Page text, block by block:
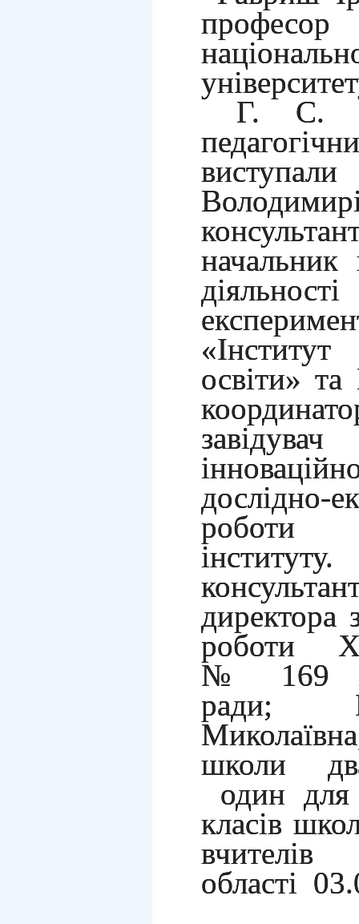
Г. С.
виступали
начальник
«Інститут
освіти» та
дослідно-
роботи
директора
роботи
№ 169
ради;
школи
один для
класів
вчителів
області